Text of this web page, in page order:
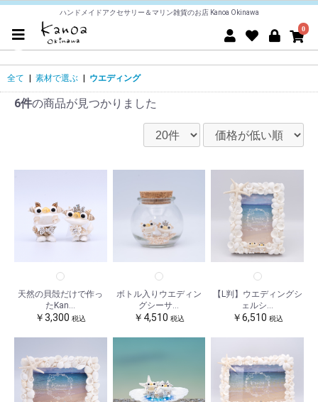
ハンドメイドアクセサリー＆マリン雑貨のお店 Kanoa Okinawa
0
全て | 素材で選ぶ | ウエディング
6件の商品が見つかりました
天然の貝殻だけで作っ
たKan...
￥3,300税込
ボトル入りウエディン
グシーサ...
￥4,510 税込
【L判】ウエディングシ
ェルシ...
￥6,510 税込
お買い物を続ける カートへ進む